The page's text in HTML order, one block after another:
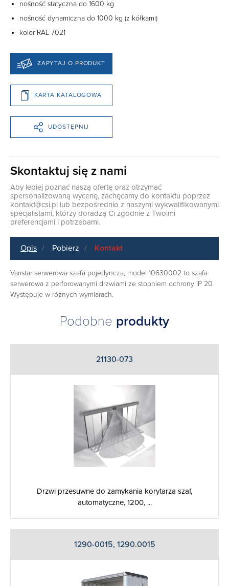
nośność statyczna do 1600 kg
nośność dynamiczna do 1000 kg (z kółkami)
kolor RAL 7021
ZAPYTAJ O PRODUKT
KARTA KATALOGOWA
UDOSTĘPNIJ
Skontaktuj się z nami
Aby lepiej poznać naszą ofertę oraz otrzymać
spersonalizowaną wycenę, zachęcamy do kontaktu poprzez
kontakt@csi.pl lub bezpośrednio z naszymi wykwalifikowanymi
specjalistami, którzy doradzą Ci zgodnie z Twoimi
preferencjami i potrzebami.
Opis Pobierz Kontakt
Varistar serwerowa szafa pojedyncza, model 10630002 to szafa
serwerowa z perforowanymi drzwiami ze stopniem ochrony IP 20.
Występuje w różnych wymiarach.
Podobne produkty
21130-073
Drzwi przesuwne do zamykania korytarza szaf,
automatyczne, 1200, ...
1290-0015, 1290.0015